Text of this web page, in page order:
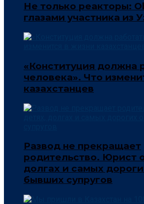
Не только реакторы:
глазами участника из
«Конституция должна
человека». Что
казахстанцев
Развод не прекращает
родительство. Юрист
долгах и самых
бывших супругов